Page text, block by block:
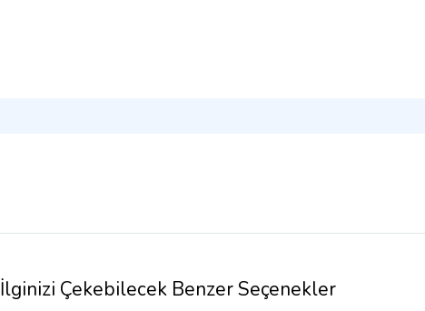
İlginizi Çekebilecek Benzer Seçenekler